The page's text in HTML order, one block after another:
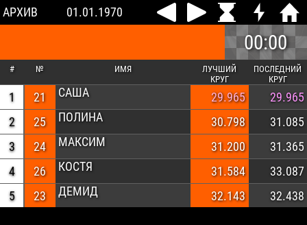
АРХИВ 01.01.1970
00:00
# № ИМЯ
ЛУЧШИЙ
КРУГ
ПОСЛЕДНИЙ
КРУГ
1 21 САША 29.965
29.965
2
25 ПОЛИНА 30.798
31.085
3
24 МАКСИМ 31.200
31.365
4
26 КОСТЯ 31.584
33.087
5
23 ДЕМИД 32.143 32.438